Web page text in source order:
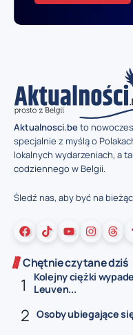
Aktualnosci.beto
specjalnie z myślą o
lokalnych wydarzeniach, a
codziennego w Belgii.
Śledź nas, aby być na
Chętnie czytane dziś
Kolejny ciężki
Leuven...
Osoby ubiegające